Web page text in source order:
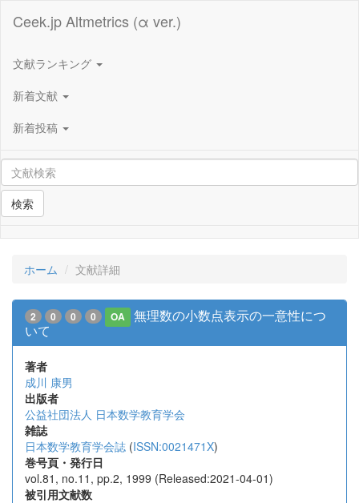
Ceek.jp Altmetrics (α ver.)
文献ランキング
新着文献
新着投稿
検索
ホーム 文献詳細
2 0 0 0 OA
無理数の小数点表示の一意性につ
いて
著者
成川 康男
出版者
公益社団法人 日本数学教育学会
雑誌
日本数学教育学会誌 (ISSN:0021471X)
巻号頁・発行日
vol.81, no.11, pp.2, 1999 (Released:2021-04-01)
被引用文献数